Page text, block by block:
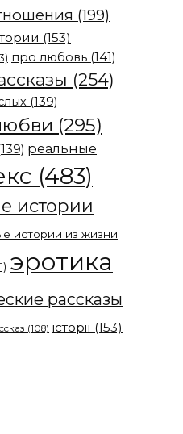
(199)
(153)
про любовь (141)
(254)
(139)
(295)
реальные
(483)
истории
истории из жизни
эротика
рассказы
(108) історії (153)